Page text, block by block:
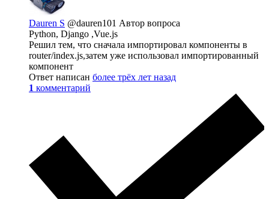
Dauren S @dauren101 Автор вопроса
Python, Django ,Vue.js
Решил тем, что сначала импортировал компоненты в
router/index.js,затем уже использовал импортированный
компонент
Ответ написан более трёх лет назад
1 комментарий